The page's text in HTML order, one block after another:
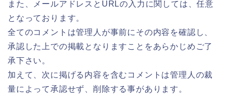
また、メールアドレスとURLの入力に関しては、任意
となっております。
全てのコメントは管理人が事前にその内容を確認し、
承認した上での掲載となりますことをあらかじめご了
承下さい。
加えて、次に掲げる内容を含むコメントは管理人の裁
量によって承認せず、削除する事があります。